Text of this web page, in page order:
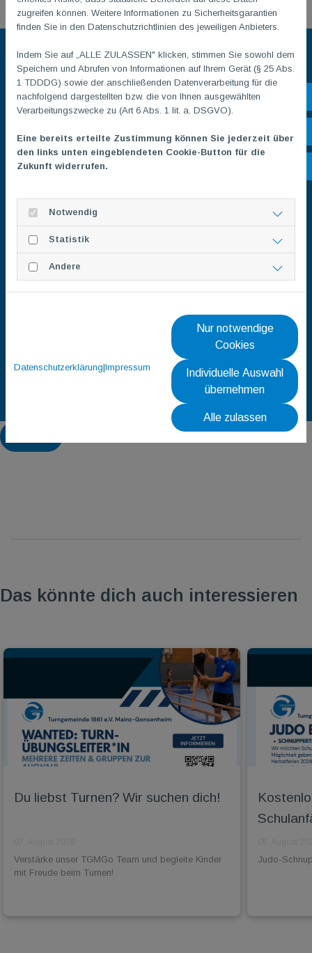
Das könnte dich auch interessieren
Du liebst Turnen? Wir suchen dich!
Verstärke unser TGMGo Team und begleite Kinder
mit Freude beim Turnen!
Judo-
zugreifen können. Weitere Informationen zu Sicherheitsgarantien
finden Sie in den Datenschutzrichtlinien des jeweiligen Anbieters.
Indem Sie auf „ALLE ZULASSEN" klicken, stimmen Sie sowohl dem
Speichern und Abrufen von Informationen auf Ihrem Gerät (§ 25 Abs.
1 TDDDG) sowie der anschließenden Datenverarbeitung für die
nachfolgend dargestellten bzw. die von Ihnen ausgewählten
Verarbeitungszwecke zu (Art 6 Abs. 1 lit. a. DSGVO).
Eine bereits erteilte Zustimmung können Sie jederzeit über
den links unten eingeblendeten Cookie-Button für die
Zukunft widerrufen.
Notwendig
Statistik
Andere
Datenschutzerklärung|Impressum
Nur notwendige
Cookies
Individuelle Auswahl
übernehmen
Alle zulassen